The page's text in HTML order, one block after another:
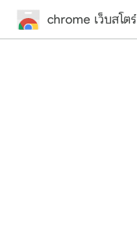
chrome เว็บสโตร์